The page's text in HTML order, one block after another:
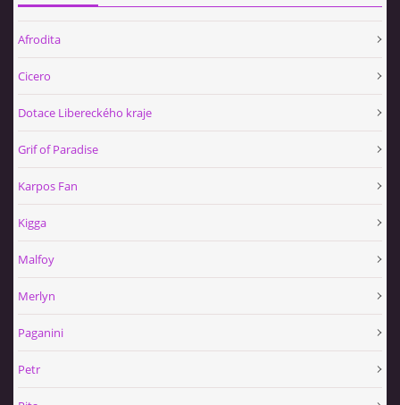
Afrodita
Cicero
Dotace Libereckého kraje
Grif of Paradise
Karpos Fan
Kigga
Malfoy
Merlyn
Paganini
Petr